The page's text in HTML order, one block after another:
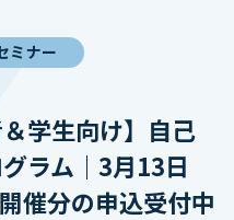
ミナー
＆学生向け】自己
ラム｜3月13日
催分の申込受付中